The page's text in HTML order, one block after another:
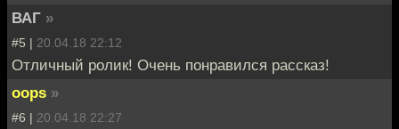
ВАГ »
#5 | 20.04.18 22:12
Отличный ролик! Очень понравился рассказ!
oops »
#6 | 20.04.18 22:27